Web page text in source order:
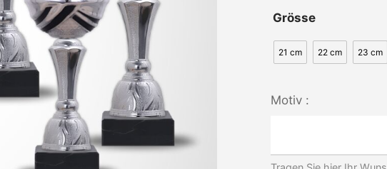
Grösse
21 cm 22 cm 23 cm
Motiv :